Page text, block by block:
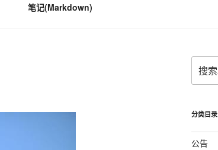
笔记(Markdown)
索：
分类目录
公告